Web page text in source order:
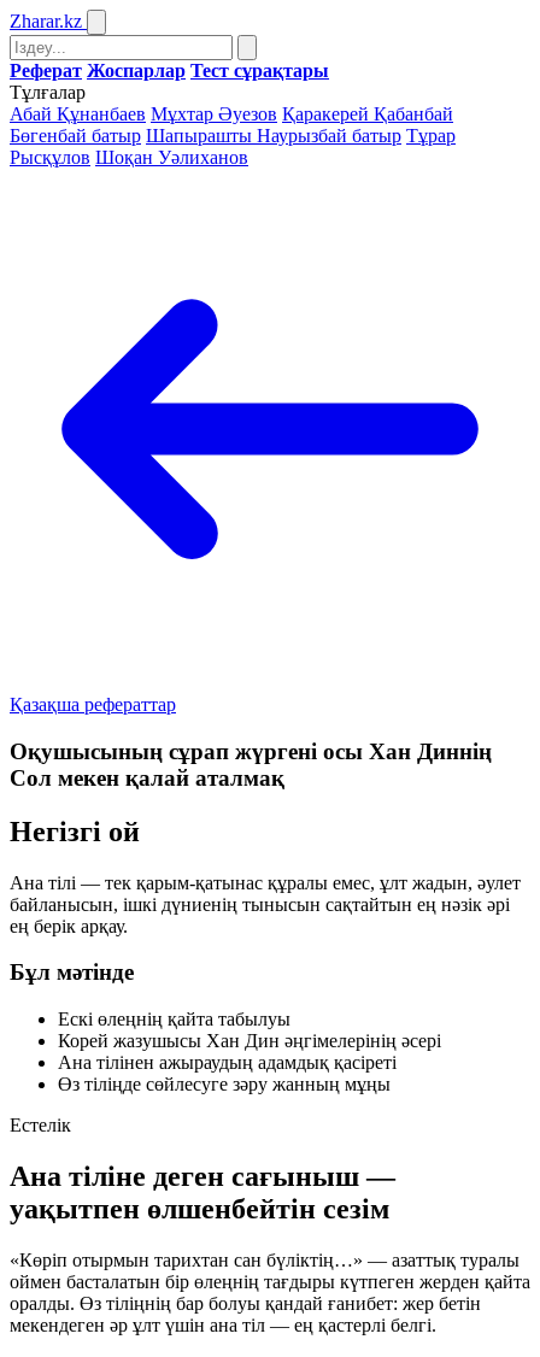
Zharar.kz
Реферат Жоспарлар Тест сұрақтары
Тұлғалар
Абай Құнанбаев Мұхтар Әуезов Қаракерей Қабанбай
Бөгенбай батыр Шапырашты Наурызбай батыр Тұрар
Рысқұлов Шоқан Уәлиханов
Қазақша рефераттар
Оқушысының сұрап жүргені осы Хан Диннің
Сол мекен қалай аталмақ
Негізгі ой
Ана тілі — тек қарым-қатынас құралы емес, ұлт жадын, әулет
байланысын, ішкі дүниенің тынысын сақтайтын ең нәзік әрі
ең берік арқау.
Бұл мәтінде
Ескі өлеңнің қайта табылуы
Корей жазушысы Хан Дин әңгімелерінің әсері
Ана тілінен ажыраудың адамдық қасіреті
Өз тіліңде сөйлесуге зәру жанның мұңы
Естелік
Ана тіліне деген сағыныш —
уақытпен өлшенбейтін сезім
«Көріп отырмын тарихтан сан бүліктің…» — азаттық туралы
оймен басталатын бір өлеңнің тағдыры күтпеген жерден қайта
оралды. Өз тіліңнің бар болуы қандай ғанибет: жер бетін
мекендеген әр ұлт үшін ана тіл — ең қастерлі белгі.